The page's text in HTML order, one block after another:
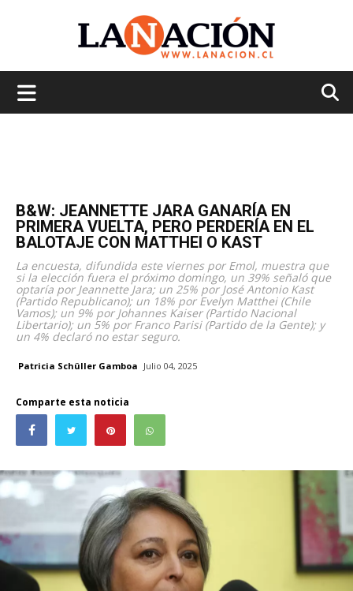
B&W: JEANNETTE JARA GANARÍA EN
PRIMERA VUELTA, PERO PERDERÍA EN EL
BALOTAJE CON MATTHEI O KAST
La encuesta, difundida este viernes por Emol, muestra que
si la elección fuera el próximo domingo, un 39% señaló que
optaría por Jeannette Jara; un 25% por José Antonio Kast
(Partido Republicano); un 18% por Evelyn Matthei (Chile
Vamos); un 9% por Johannes Kaiser (Partido Nacional
Libertario); un 5% por Franco Parisi (Partido de la Gente); y
un 4% declaró no estar seguro.
Patricia Schüller Gamboa Julio 04, 2025
Comparte esta noticia